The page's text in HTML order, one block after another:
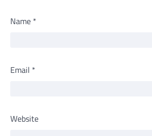
Name *
Email *
Website